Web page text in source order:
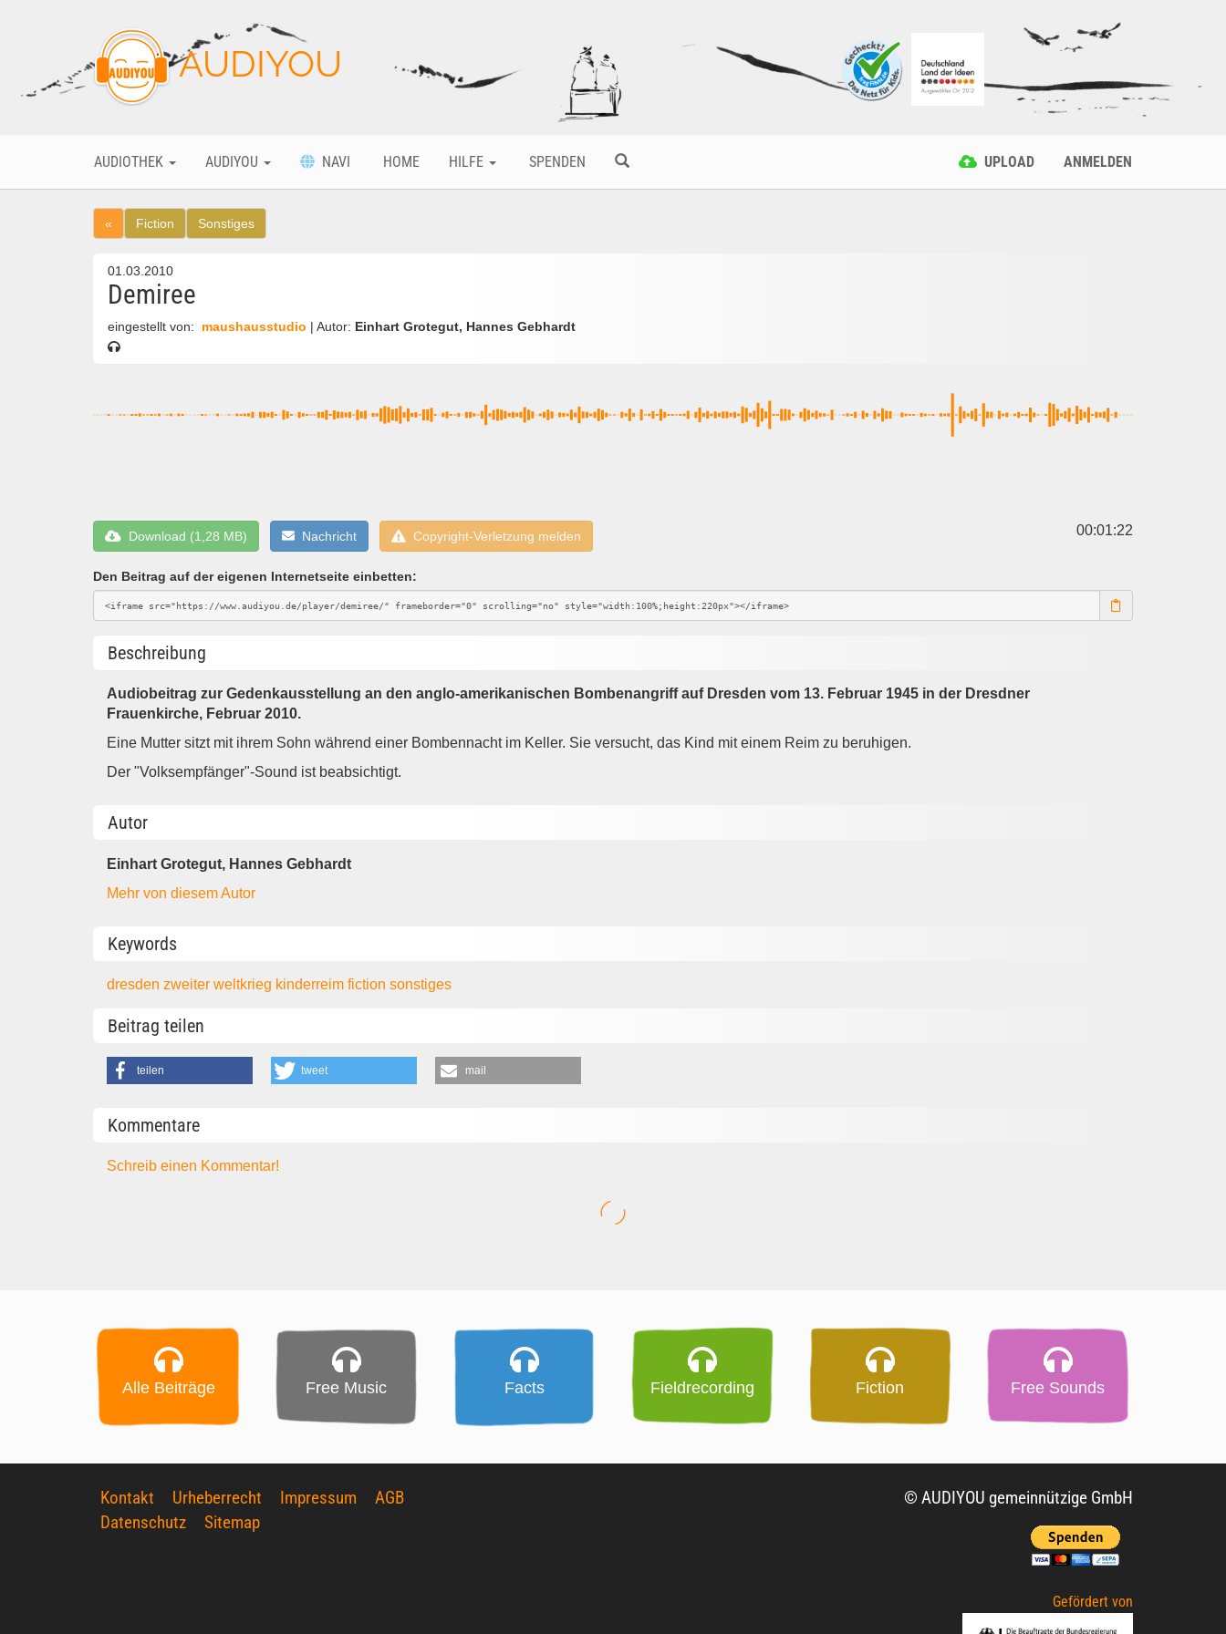
AUDIYOU
AUDIOTHEK AUDIYOU NAVI HOME HILFE SPENDEN UPLOAD ANMELDEN
« Fiction Sonstiges
01.03.2010
Demiree
eingestellt von: maushausstudio | Autor: Einhart Grotegut, Hannes Gebhardt
Download (1,28 MB) Nachricht Copyright-Verletzung melden 00:01:22
Den Beitrag auf der eigenen Internetseite einbetten:
Beschreibung
Audiobeitrag zur Gedenkausstellung an den anglo-amerikanischen Bombenangriff auf Dresden vom 13. Februar 1945 in der Dresdner
Frauenkirche, Februar 2010.
Eine Mutter sitzt mit ihrem Sohn während einer Bombennacht im Keller. Sie versucht, das Kind mit einem Reim zu beruhigen.
Der "Volksempfänger"-Sound ist beabsichtigt.
Autor
Einhart Grotegut, Hannes Gebhardt
Mehr von diesem Autor
Keywords
dresdenzweiter weltkrieg kinderreimfictionsonstiges
Beitrag teilen
teilen tweet mail
Kommentare
Schreib einen Kommentar!
Alle Beiträge Free Music Facts Fieldrecording Fiction Free Sounds
Kontakt Urheberrecht Impressum
AGB
Datenschutz
Sitemap
© AUDIYOU gemeinnützige GmbH
Gefördert von